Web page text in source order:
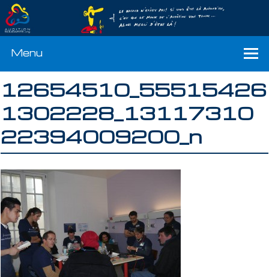
Menu
12654510_55515426
1302228_13117310
22394009200_n